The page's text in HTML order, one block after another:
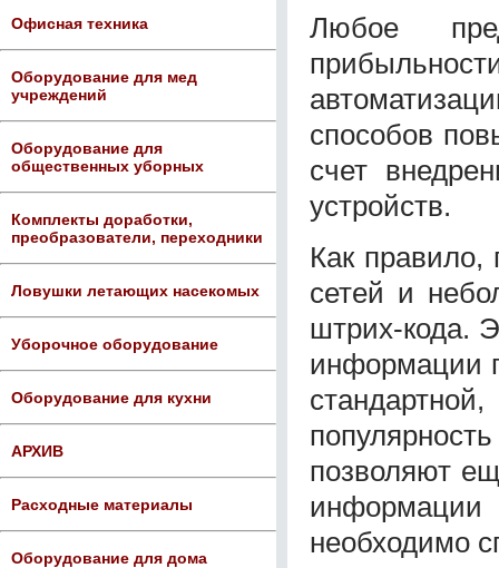
Офисная техника
Оборудование для мед
учреждений
Оборудование для
общественных уборных
Комплекты доработки,
преобразователи, переходники
Ловушки летающих насекомых
Уборочное оборудование
Оборудование для кухни
АРХИВ
Расходные материалы
Оборудование для дома
Любое
способов
счет
устройств.
Как правило,
сетей и
штрих-кода.
информации
позволяют
необходимо